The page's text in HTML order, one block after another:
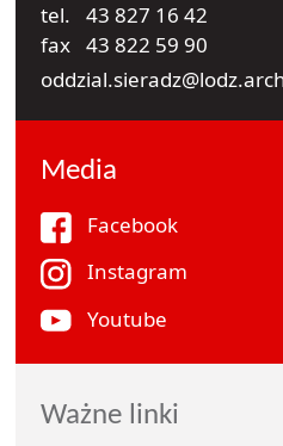
tel.
43 827 16 42
fax 43 822 59 90
e-mail
Media
Facebook
Instagram
Youtube
Ważne linki